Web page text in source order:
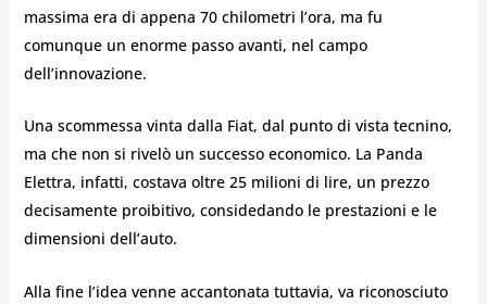
massima era di appena 70 chilometri l’ora, ma fu
comunque un enorme passo avanti, nel campo
dell’innovazione.
Una scommessa vinta dalla Fiat, dal punto di vista tecnino,
ma che non si rivelò un successo economico. La Panda
Elettra, infatti, costava oltre 25 milioni di lire, un prezzo
decisamente proibitivo, considedando le prestazioni e le
dimensioni dell’auto.
Alla fine l’idea venne accantonata tuttavia, va riconosciuto